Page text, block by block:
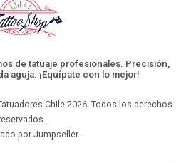
de tatuaje profesionales. Precisión,
aguja. ¡Equípate con lo mejor!
Chile 2026. Todos los derechos
por Jumpseller.